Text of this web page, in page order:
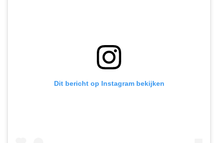
Dit bericht op Instagram bekijken